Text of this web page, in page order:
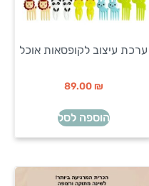
ערכת עיצוב לקופסאות אוכל
89.00 ₪
הוספה לסל